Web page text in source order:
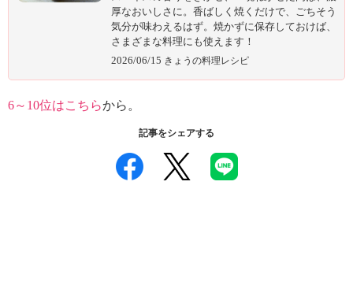
厚なおいしさに。香ばしく焼くだけで、ごちそう
気分が味わえるはず。焼かずに保存しておけば、
さまざまな料理にも使えます！
2026/06/15 きょうの料理レシピ
6～10位はこちらから。
記事をシェアする